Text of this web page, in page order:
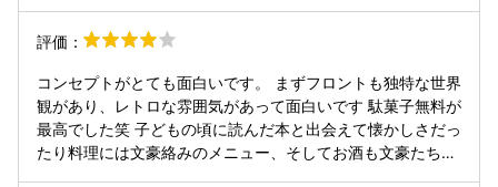
べたのか？とモヤモヤしました。 食堂の照明、電球がチカチ
カとして不快でした。食事が楽しめなくなるレベルで気にな
かったです。 部屋: 部屋のトイレと洗面台が離れていて、ト
イレの後手を洗うのが大変。せめてトイレにタオル設置して
ください。 金庫はナンバーがついてるものなのにナンバーは
使わない鍵式でした。どうやって鍵をかけるのかわからずし
くなる。流石に部屋に帰っていいのか分からず...。また初日
は文豪をイメージしたアラカルトが前菜だったが、そのうち
の一つ、宮沢賢治の「りんごクリーム」の説明の時に「賢治
の出身地の青森から」と謳っており幻滅。本をモチーフにし
た宿ならもうちょっと勉強してほしい。 他にも部屋はもちろ
ん食堂、廊下の照明、インスタ映えを意識したオブジェな
ど、本を題材にしたというより本そのものを材料にしたオブ
評価：
コンセプトがとても面白いです。 まずフロントも独特な世界
観があり、レトロな雰囲気があって面白いです 駄菓子無料が
最高でした笑 子どもの頃に読んだ本と出会えて懐かしさだっ
たり料理には文豪絡みのメニュー、そしてお酒も文豪たちが